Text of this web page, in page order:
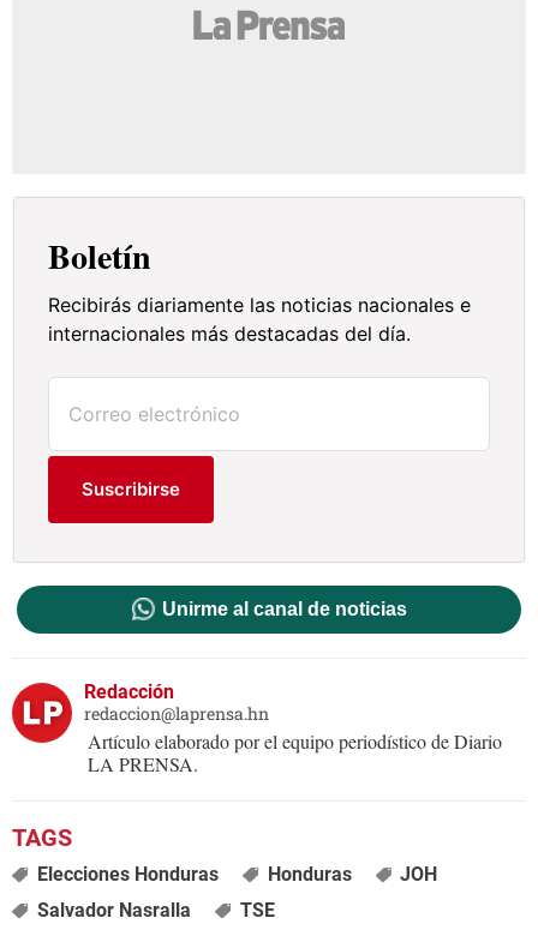
Boletín
Recibirás diariamente las noticias nacionales e
internacionales más destacadas del día.
Suscribirse
Unirme al canal de noticias
Redacción
redaccion@laprensa.hn
Artículo elaborado por el equipo periodístico de Diario
LA PRENSA.
Elecciones Honduras Honduras
JOH
Salvador Nasralla
TSE